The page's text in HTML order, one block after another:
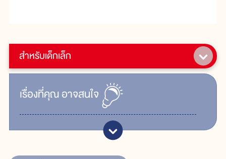
สำหรับเด็กเล็ก
เรื่ิองที่คุณอาจสนใจ